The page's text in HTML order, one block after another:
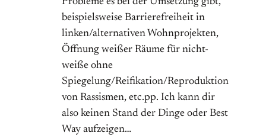
beispielsweise Barrierefreiheit in
linken/alternativen Wohnprojekten,
Öffnung weißer Räume für nicht-
weiße ohne
Spiegelung/Reifikation/Reproduktion
von Rassismen, etc.pp. Ich kann dir
also keinen Stand der Dinge oder Best
Way aufzeigen…